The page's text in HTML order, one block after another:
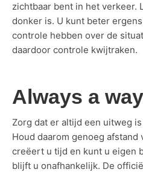
zichtbaar bent in het verkeer.
donker is. U kunt beter
controle hebben over de
daardoor controle kwijtraken.
Always a
Zorg dat er altijd een uitweg
Houd daarom genoeg afstand
creëert u tijd en kunt u eigen
blijft u onafhankelijk. De